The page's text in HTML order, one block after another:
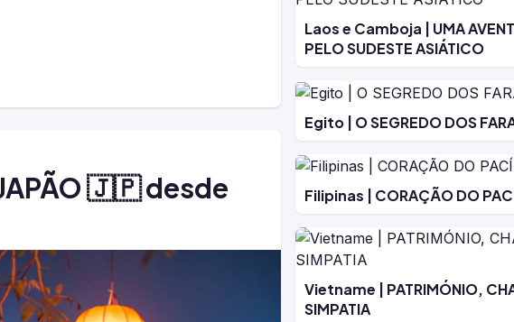
🇯🇵 desde
Laos e Camboja | UMA
PELO SUDESTE ASIÁTICO
Egito | O SEGREDO DOS
Filipinas | CORAÇÃO DO
Vietname | PATRIMÓNIO,
SIMPATIA